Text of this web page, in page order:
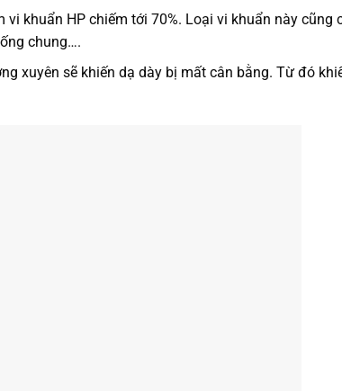
khuẩn HP chiếm tới 70%. Loại vi khuẩn này
chung….
xuyên sẽ khiến dạ dày bị mất cân bằng. Từ đó